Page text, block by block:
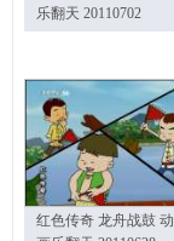
乐翻天 20110702
红色传奇 龙舟战鼓 动